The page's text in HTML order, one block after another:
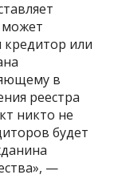
может
кредитор или
в
реестра
никто не
будет
—